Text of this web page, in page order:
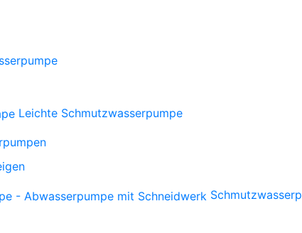
Leichte Schmutzwasserpumpe